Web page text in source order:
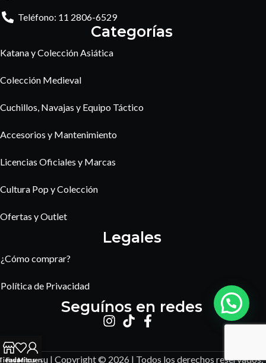
Teléfono: 11 2806-6529
Categorías
Katana y Colección Asiática
Colección Medieval
Cuchillos, Navajas y Equipo Táctico
Accesorios y Mantenimiento
Licencias Oficiales y Marcas
Cultura Pop y Colección
Ofertas y Outlet
Legales
¿Cómo comprar?
Política de Privacidad
Seguínos en redes
Amaterasu | Copyright © 2026 | Todos los derechos reservados.
Favoritos
Mi cuenta